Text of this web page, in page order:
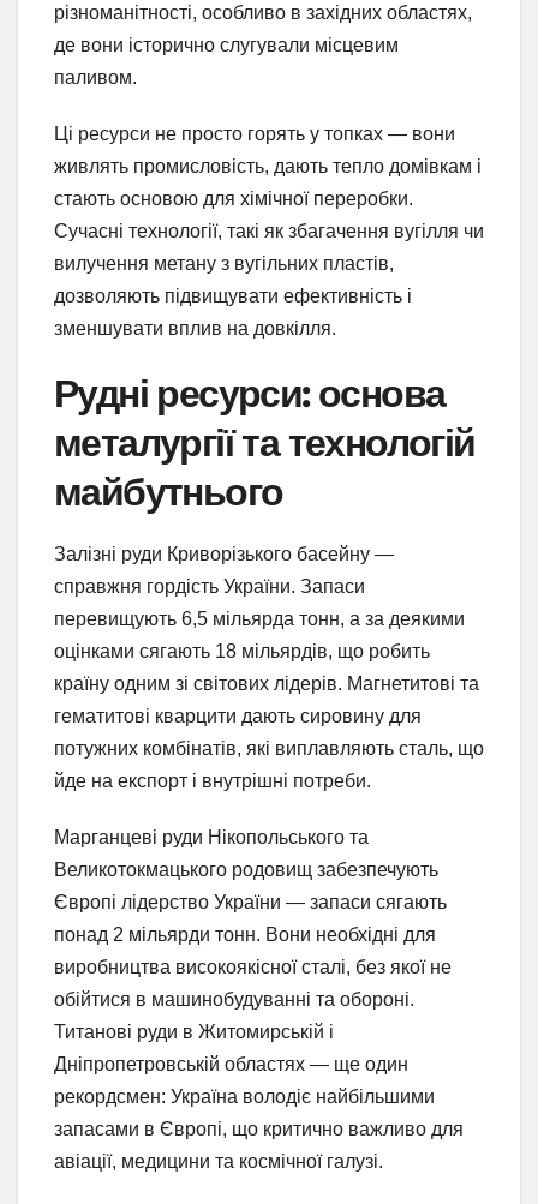
різноманітності, особливо в західних областях,
де вони історично слугували місцевим
паливом.
Ці ресурси не просто горять у топках — вони
живлять промисловість, дають тепло домівкам і
стають основою для хімічної переробки.
Сучасні технології, такі як збагачення вугілля чи
вилучення метану з вугільних пластів,
дозволяють підвищувати ефективність і
зменшувати вплив на довкілля.
Рудні ресурси: основа
металургії та технологій
майбутнього
Залізні руди Криворізького басейну —
справжня гордість України. Запаси
перевищують 6,5 мільярда тонн, а за деякими
оцінками сягають 18 мільярдів, що робить
країну одним зі світових лідерів. Магнетитові та
гематитові кварцити дають сировину для
потужних комбінатів, які виплавляють сталь, що
йде на експорт і внутрішні потреби.
Марганцеві руди Нікопольського та
Великотокмацького родовищ забезпечують
Європі лідерство України — запаси сягають
понад 2 мільярди тонн. Вони необхідні для
виробництва високоякісної сталі, без якої не
обійтися в машинобудуванні та обороні.
Титанові руди в Житомирській і
Дніпропетровській областях — ще один
рекордсмен: Україна володіє найбільшими
запасами в Європі, що критично важливо для
авіації, медицини та космічної галузі.